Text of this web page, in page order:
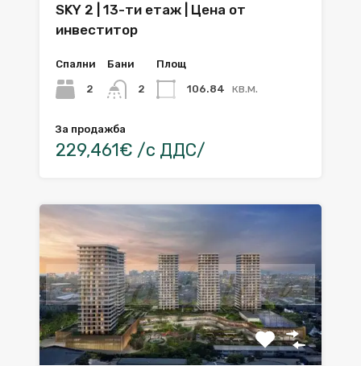
SKY 2 | 13-ти етаж | Цена от
инвеститор
Спални
2
Бани
2
Площ
106.84 кв.м.
За продажба
229,461€ /с ДДС/